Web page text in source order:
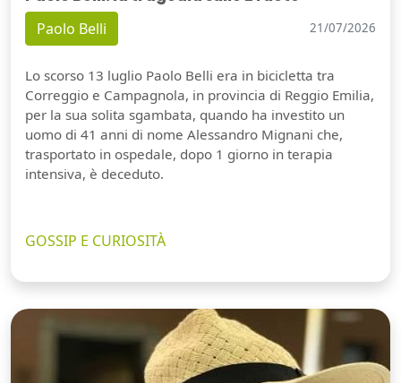
Paolo Belli 21/07/2026
Lo scorso 13 luglio Paolo Belli era in bicicletta tra
Correggio e Campagnola, in provincia di Reggio Emilia,
per la sua solita sgambata, quando ha investito un
uomo di 41 anni di nome Alessandro Mignani che,
trasportato in ospedale, dopo 1 giorno in terapia
intensiva, è deceduto.
GOSSIP E CURIOSITÀ